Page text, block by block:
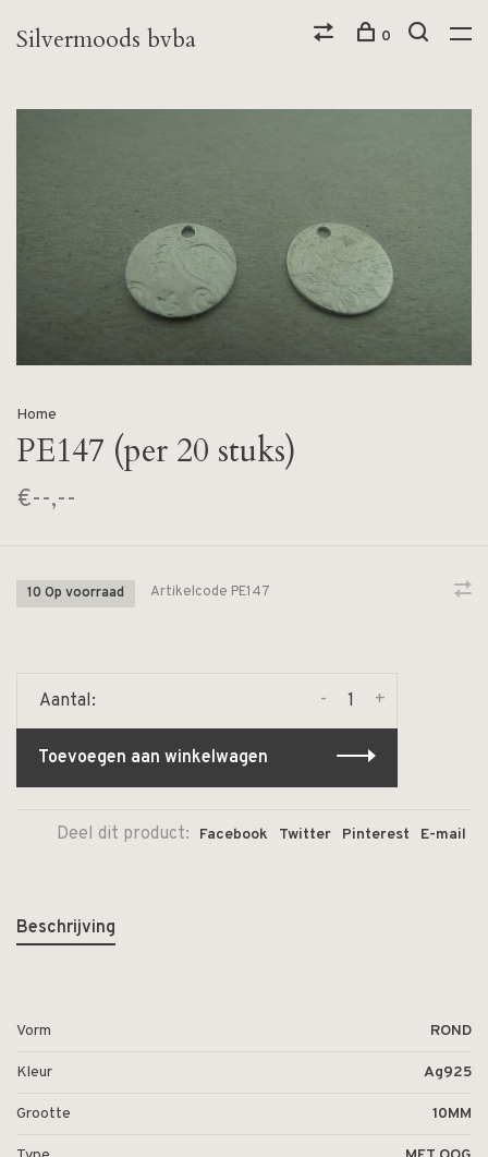
Silvermoods bvba 0
Home
PE147 (per 20 stuks)
€--,--
10 Op voorraad Artikelcode PE147
Aantal: +
-
Toevoegen aan winkelwagen
Deel dit product: Facebook Twitter Pinterest E-mail
Beschrijving
Vorm ROND
Kleur Ag925
Grootte 10MM